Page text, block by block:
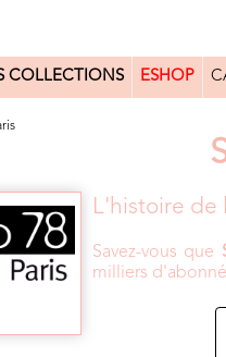
COLLECTIONS ESHOP
L'histoire de
Savez-vous que
milliers